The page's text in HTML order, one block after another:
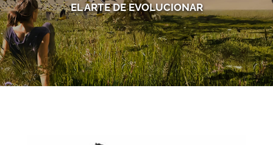
EL ARTE DE EVOLUCIONAR